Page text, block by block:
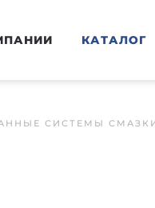
КАТАЛОГ
СИСТЕМЫ